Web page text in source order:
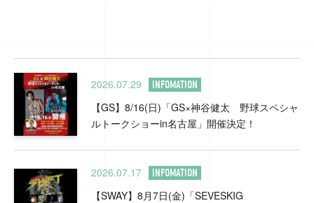
2026.07.29 INFOMATION
【GS】8/16(日)「GS×神谷健太 野球スペシャ
ルトークショーin名古屋」開催決定！
2026.07.17 INFOMATION
【SWAY】8月7日(金)「SEVESKIG